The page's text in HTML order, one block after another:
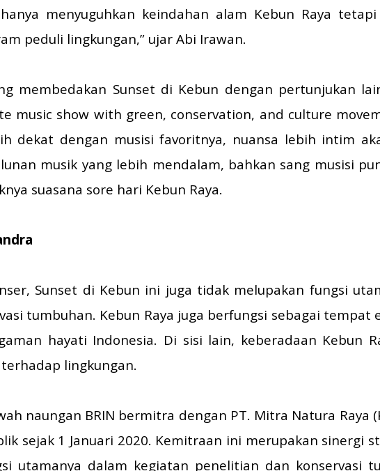
menyuguhkan keindahan alam Kebun Raya
peduli lingkungan,” ujar Abi Irawan.
membedakan Sunset di Kebun dengan pertunjukan
music show with green, conservation, and culture
dekat dengan musisi favoritnya, nuansa lebih intim
musik yang lebih mendalam, bahkan sang musisi
suasana sore hari Kebun Raya.
Sunset di Kebun ini juga tidak melupakan fungsi
tumbuhan. Kebun Raya juga berfungsi sebagai tempat
hayati Indonesia. Di sisi lain, keberadaan Kebun
lingkungan.
naungan BRIN bermitra dengan PT. Mitra Natura Raya
sejak 1 Januari 2020. Kemitraan ini merupakan sinergi
utamanya dalam kegiatan penelitian dan konservasi